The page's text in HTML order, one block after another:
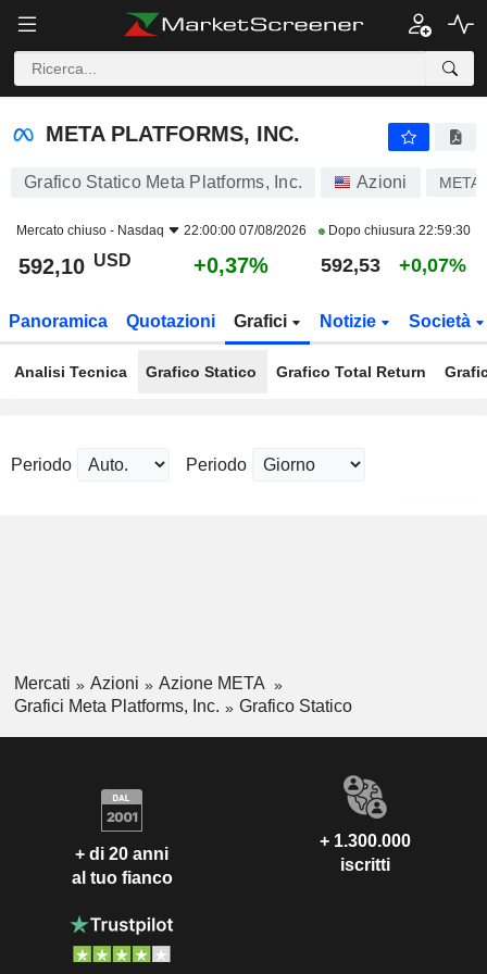
META PLATFORMS, INC.
META PLATFORMS, INC.
Grafico Statico Meta Platforms, Inc. Azioni META
Mercato chiuso - Nasdaq 22:00:00 07/08/2026 Dopo chiusura 22:59:30
592,10 USD +0,37% 592,53 +0,07%
Panoramica Quotazioni Grafici Notizie Società
Analisi Tecnica Grafico Statico Grafico Total Return
Periodo Periodo
Mercati Azioni
Azione META
Grafici Meta Platforms, Inc.
Grafico Statico
+ di 20 anni
al tuo fianco
+ 1.300.000
iscritti